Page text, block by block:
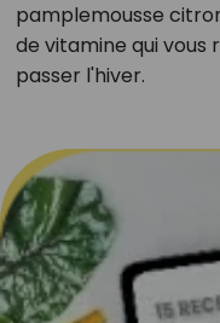
pamplemousse
de vitamine qui vous
passer l'hiver.